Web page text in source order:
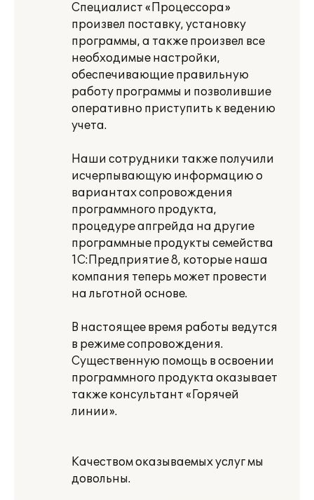
Специалист «Процессора»
произвел поставку, установку
программы, а также произвел все
необходимые настройки,
обеспечивающие правильную
работу программы и позволившие
оперативно приступить к ведению
учета.
Наши сотрудники также получили
исчерпывающую информацию о
вариантах сопровождения
программного продукта,
процедуре апгрейда на другие
программные продукты семейства
1С:Предприятие 8, которые наша
компания теперь может провести
на льготной основе.
В настоящее время работы ведутся
в режиме сопровождения.
Существенную помощь в освоении
программного продукта оказывает
также консультант «Горячей
линии».
Качеством оказываемых услуг мы
довольны.